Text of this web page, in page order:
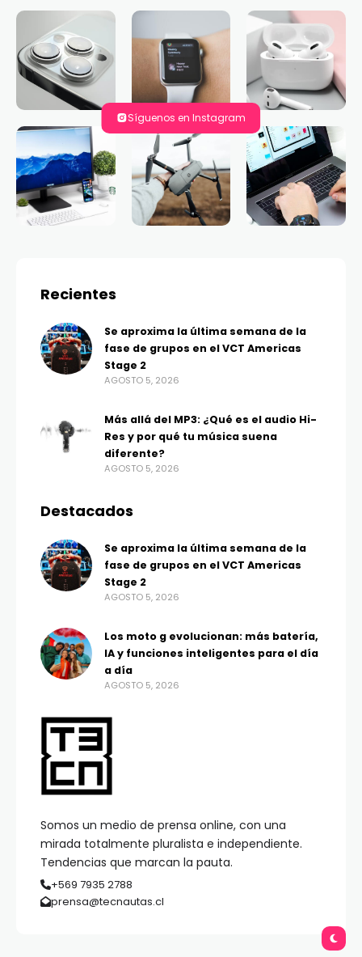
Síguenos en Instagram
Somos un medio de prensa online, con una
mirada totalmente pluralista e independiente.
Tendencias que marcan la pauta.
+569 7935 2788
prensa@tecnautas.cl
Recientes
Se aproxima la última semana de la
fase de grupos en el VCT Americas
Stage 2
AGOSTO 5, 2026
Más allá del MP3: ¿Qué es el audio Hi-
Res y por qué tu música suena
diferente?
AGOSTO 5, 2026
Destacados
Se aproxima la última semana de la
fase de grupos en el VCT Americas
Stage 2
AGOSTO 5, 2026
Los moto g evolucionan: más batería,
IA y funciones inteligentes para el día
a día
AGOSTO 5, 2026